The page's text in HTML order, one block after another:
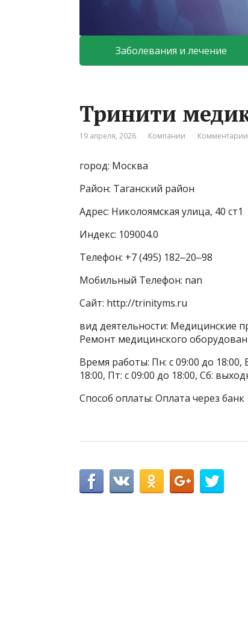
Заболевания и лечение
Тринити
19 апреля, 2026 Компании
город: Москва
Район: Таганский район
Адрес: Николоямская улица, 40 ст1
Индекс: 109004.0
Телефон: +7 (495) 182‒20‒98
Мобильный Телефон: nan
Сайт: http://trinityms.ru
вид деятельности: Медицинские
Ремонт медицинского
Время работы: Пн: с 09:00 до 18:00,
18:00, Пт: с 09:00 до 18:00, Сб:
Способ оплаты: Оплата через банк